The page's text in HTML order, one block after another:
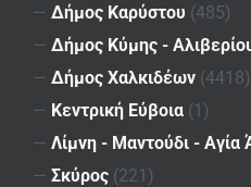
— Δήμος Καρύστου (485)
— Δήμος Κύμης -
— Δήμος Χαλκιδέων (4418)
— Κεντρική Εύβοια (1)
— Λίμνη - Μαντούδι - Αγία
— Σκύρος (221)